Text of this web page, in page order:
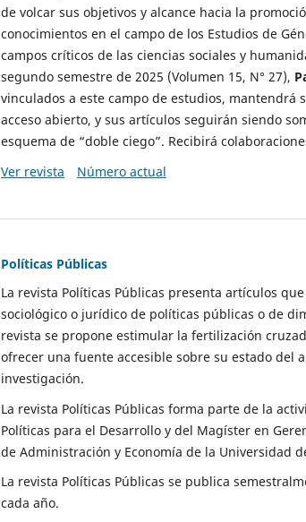
de volcar sus objetivos y alcance hacia la
conocimientos en el campo de los Estudios de
campos críticos de las ciencias sociales y
segundo semestre de 2025 (Volumen 15, N° 27),
vinculados a este campo de estudios, mantendrá
acceso abierto, y sus artículos seguirán siendo
esquema de “doble ciego”. Recibirá
Ver revista
Número actual
Políticas Públicas
La revista Políticas Públicas presenta artículos
sociológico o jurídico de políticas públicas o de
revista se propone estimular la fertilización
ofrecer una fuente accesible sobre su estado del
investigación.
La revista Políticas Públicas forma parte de la
Políticas para el Desarrollo y del Magíster en
de Administración y Economía de la Universidad
La revista Políticas Públicas se publica
cada año.